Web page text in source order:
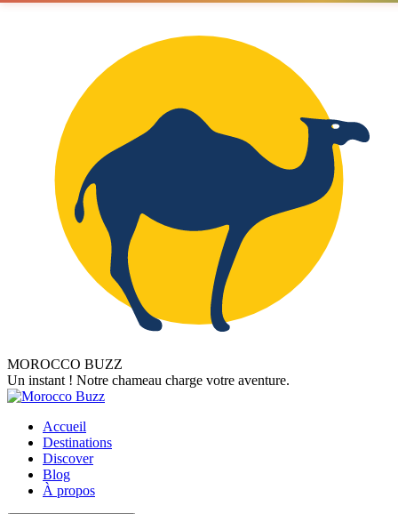
MOROCCO BUZZ
Un instant ! Notre chameau charge votre aventure.
Accueil
Destinations
Discover
Blog
À propos